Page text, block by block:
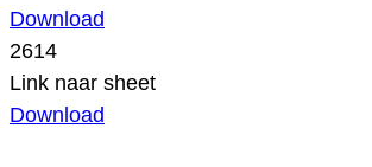
Download
2614
Link naar sheet
Download